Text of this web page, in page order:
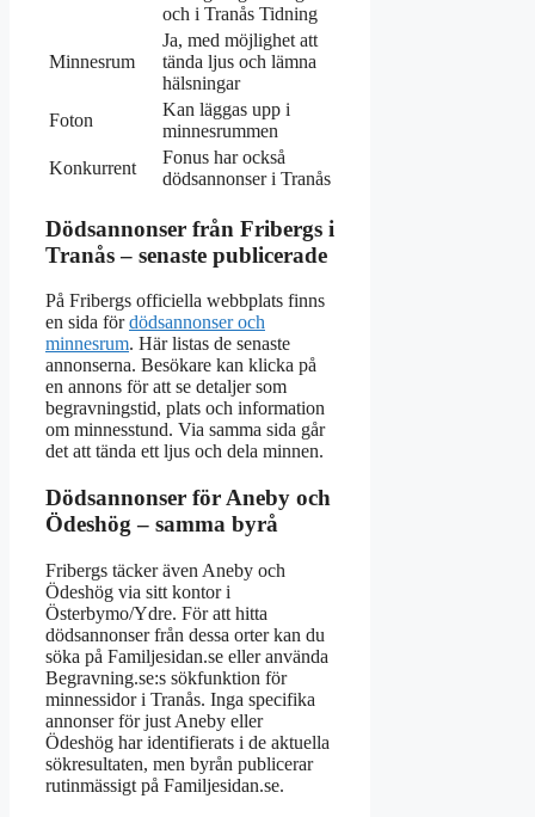
och i Tranås Tidning
Minnesrum
Ja, med möjlighet att
tända ljus och lämna
hälsningar
Foton
Kan läggas upp i
minnesrummen
Konkurrent
Fonus har också
dödsannonser i Tranås
Dödsannonser från Fribergs i
Tranås – senaste publicerade
På Fribergs officiella webbplats finns
en sida fördödsannonser och
minnesrum. Här listas de senaste
annonserna. Besökare kan klicka på
en annons för att se detaljer som
begravningstid, plats och information
om minnesstund. Via samma sida går
det att tända ett ljus och dela minnen.
Dödsannonser för Aneby och
Ödeshög – samma byrå
Fribergs täcker även Aneby och
Ödeshög via sitt kontor i
Österbymo/Ydre. För att hitta
dödsannonser från dessa orter kan du
söka på Familjesidan.se eller använda
Begravning.se:s sökfunktion för
minnessidor i Tranås. Inga specifika
annonser för just Aneby eller
Ödeshög har identifierats i de aktuella
sökresultaten, men byrån publicerar
rutinmässigt på Familjesidan.se.